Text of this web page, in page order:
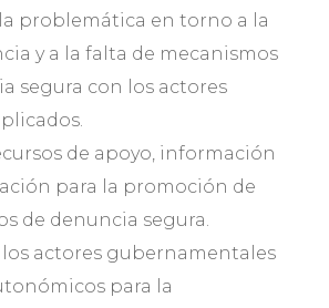
problemática en torno a la
y a la falta de mecanismos
segura con los actores
de apoyo, información
para la promoción de
de denuncia segura.
los actores gubernamentales
para la